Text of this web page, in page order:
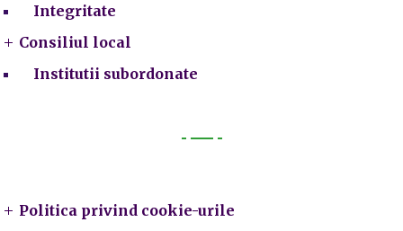
Integritate
Consiliul local
Institutii subordonate
Politica privind cookie-urile